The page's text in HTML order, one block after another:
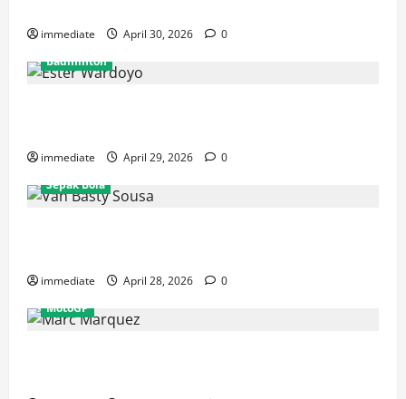
immediate April 30, 2026
0
Badminton
immediate April 29, 2026
0
Sepak Bola
immediate April 28, 2026
0
MotoGP